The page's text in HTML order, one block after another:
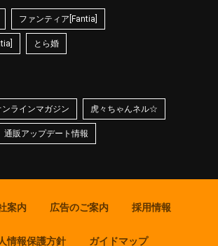
ファンティア[Fantia]
とら婚
ンラインマガジン 虎々ちゃんネル☆
通販アップデート情報
案内 広告のご案内 採用情報
情報保護方針 ガイドマップ